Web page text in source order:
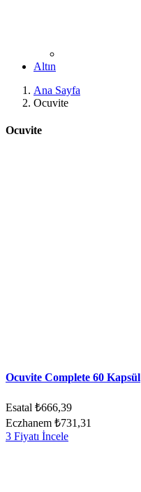
Altın
Ana Sayfa
Ocuvite
Ocuvite
Ocuvite Complete 60 Kapsül
Esatal ₺666,39
Eczhanem ₺731,31
3 Fiyatı İncele